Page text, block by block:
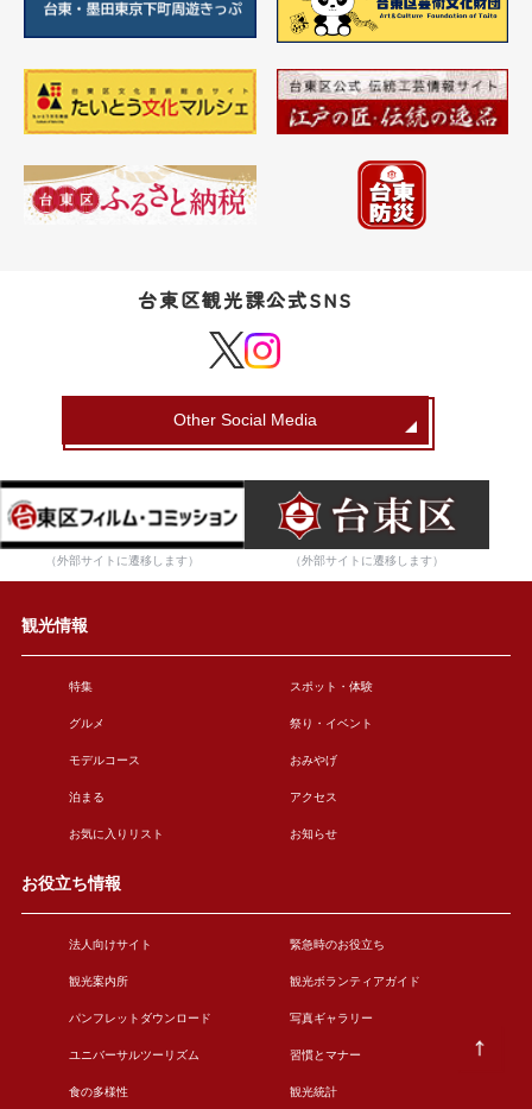
台東区観光課公式SNS
Other Social Media
（外部サイトに遷移します） （外部サイトに遷移します）
観光情報
特集 スポット・体験
グルメ 祭り・イベント
モデルコース おみやげ
泊まる アクセス
お気に入りリスト お知らせ
お役立ち情報
法人向けサイト 緊急時のお役立ち
観光案内所 観光ボランティアガイド
パンフレットダウンロード 写真ギャラリー
ユニバーサルツーリズム 習慣とマナー
食の多様性 観光統計